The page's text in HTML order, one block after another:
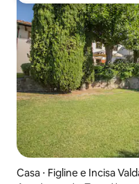
Casa ⋅ Figline e Incisa